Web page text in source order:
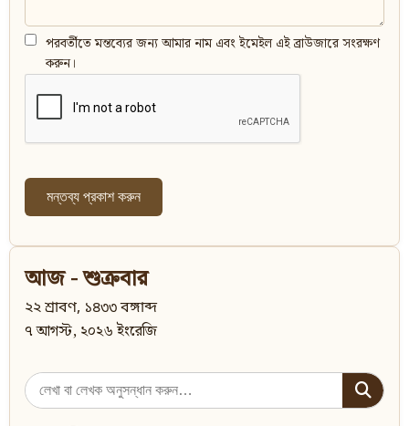
পরবর্তীতে মন্তব্যের জন্য আমার নাম এবং ইমেইল এই ব্রাউজারে সংরক্ষণ
করুন।
আজ - শুক্রবার
২২ শ্রাবণ, ১৪৩৩ বঙ্গাব্দ
৭ আগস্ট, ২০২৬ ইংরেজি
Search
for: